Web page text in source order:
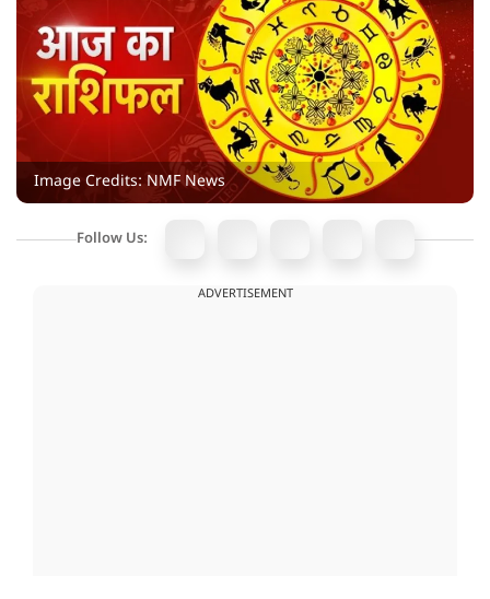
Image Credits: NMF News
Follow Us:
ADVERTISEMENT